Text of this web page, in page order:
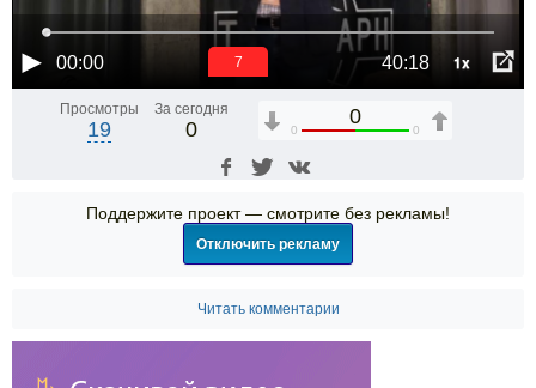
00:00 40:18 1x
6
Просмотры
19
За сегодня
0
0
0 0
Поддержите проект — смотрите без рекламы!
Отключить рекламу
Читать комментарии